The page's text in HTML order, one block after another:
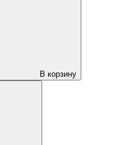
В корзину